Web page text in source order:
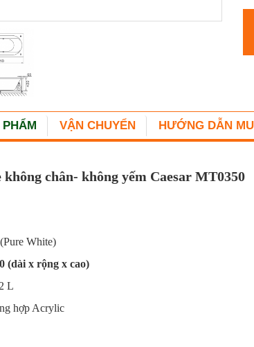
VẬN CHUYỂN HƯỚNG DẪN
không chân- không yếm Caesar MT0350
White)
(dài x rộng x cao)
L
hợp Acrylic